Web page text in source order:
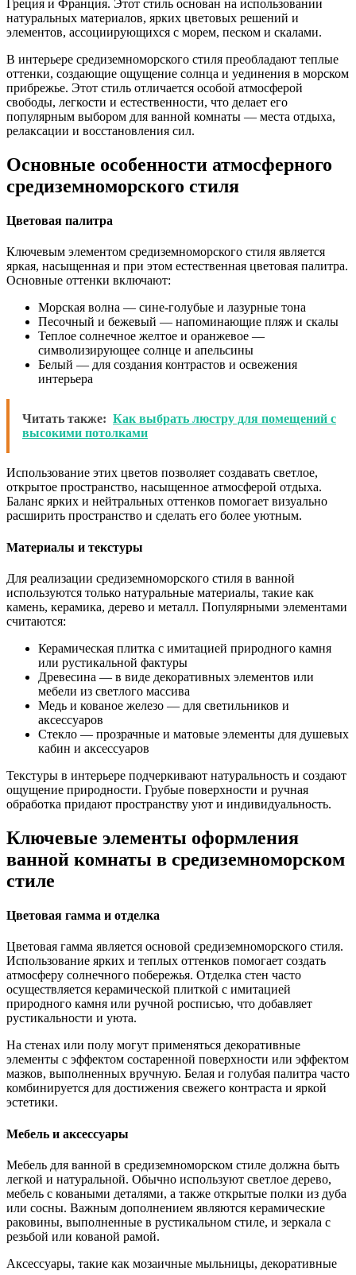
Греция и Франция. Этот стиль основан на использовании
натуральных материалов, ярких цветовых решений и
элементов, ассоциирующихся с морем, песком и скалами.
В интерьере средиземноморского стиля преобладают теплые
оттенки, создающие ощущение солнца и уединения в морском
прибрежье. Этот стиль отличается особой атмосферой
свободы, легкости и естественности, что делает его
популярным выбором для ванной комнаты — места отдыха,
релаксации и восстановления сил.
Основные особенности атмосферного
средиземноморского стиля
Цветовая палитра
Ключевым элементом средиземноморского стиля является
яркая, насыщенная и при этом естественная цветовая палитра.
Основные оттенки включают:
Морская волна — сине-голубые и лазурные тона
Песочный и бежевый — напоминающие пляж и скалы
Теплое солнечное желтое и оранжевое —
символизирующее солнце и апельсины
Белый — для создания контрастов и освежения
интерьера
Читать также: Как выбрать люстру для помещений с
высокими потолками
Использование этих цветов позволяет создавать светлое,
открытое пространство, насыщенное атмосферой отдыха.
Баланс ярких и нейтральных оттенков помогает визуально
расширить пространство и сделать его более уютным.
Материалы и текстуры
Для реализации средиземноморского стиля в ванной
используются только натуральные материалы, такие как
камень, керамика, дерево и металл. Популярными элементами
считаются:
Керамическая плитка с имитацией природного камня
или рустикальной фактуры
Древесина — в виде декоративных элементов или
мебели из светлого массива
Медь и кованое железо — для светильников и
аксессуаров
Стекло — прозрачные и матовые элементы для душевых
кабин и аксессуаров
Текстуры в интерьере подчеркивают натуральность и создают
ощущение природности. Грубые поверхности и ручная
обработка придают пространству уют и индивидуальность.
Ключевые элементы оформления
ванной комнаты в средиземноморском
стиле
Цветовая гамма и отделка
Цветовая гамма является основой средиземноморского стиля.
Использование ярких и теплых оттенков помогает создать
атмосферу солнечного побережья. Отделка стен часто
осуществляется керамической плиткой с имитацией
природного камня или ручной росписью, что добавляет
рустикальности и уюта.
На стенах или полу могут применяться декоративные
элементы с эффектом состаренной поверхности или эффектом
мазков, выполненных вручную. Белая и голубая палитра часто
комбинируется для достижения свежего контраста и яркой
эстетики.
Мебель и аксессуары
Мебель для ванной в средиземноморском стиле должна быть
легкой и натуральной. Обычно используют светлое дерево,
мебель с коваными деталями, а также открытые полки из дуба
или сосны. Важным дополнением являются керамические
раковины, выполненные в рустикальном стиле, и зеркала с
резьбой или кованой рамой.
Аксессуары, такие как мозаичные мыльницы, декоративные